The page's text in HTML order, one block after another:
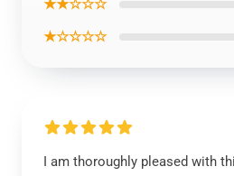
★★☆☆☆
★☆☆☆☆
I am thoroughly pleased with